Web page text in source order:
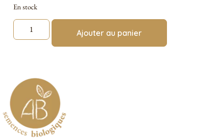
En stock
Ajouter au panier